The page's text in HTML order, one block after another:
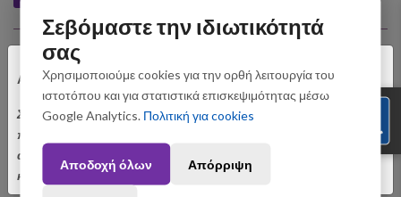
Αγαπητοί Πελάτες
Σας ενημερώνουμε ότι οι παραγγελίες που θα
πραγματοποιηθούν από 3 έως 31 Αυγούστου ενδέχεται να
αποσταλούν με σχετική καθυστέρηση. Ευχαριστούμε για την
κατανόηση.
Σεβόμαστε την ιδιωτικότητά
σας
Χρησιμοποιούμε cookies για την ορθή λειτουργία του
ιστοτόπου και για στατιστικά επισκεψιμότητας μέσω
Google Analytics. Πολιτική για cookies
Αποδοχή όλων Απόρριψη